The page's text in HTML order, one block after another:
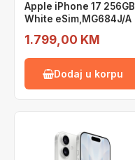
Apple iPhone 17 256GB
White eSim,MG684J/A
1.799,00 KM
Dodaj u korpu